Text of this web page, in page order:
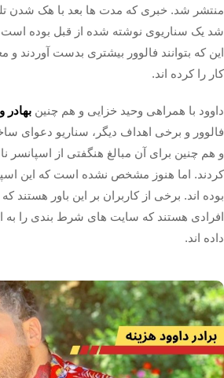
منتشر شد. خبری که مدت ها بعد با هک شدن
شد یک سناریوی نوشته شده از قبل بوده است
این که بتوانند فالوور بیشتری بدست آوردند و
کار را کرده اند.
داوود با همراهی وحید خزایی و هم چنین
فالوور و برخی اهداف دیگر، سناریو دعوای
و هم چنین برای آن مبالغ هنگفتی از اسپانسر
کردند. اما هنوز مشخص نشده است که این
بوده اند. برخی از کاربران بر این باور هستند
افرادی هستند که سایت های شرط بندی را به
داده اند.